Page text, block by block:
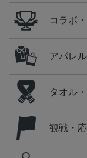
コラボ
アパレ
タオル
観戦・